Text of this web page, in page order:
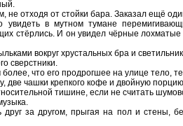
не отходя от стойки бара. Заказал ещё
в мутном тумане
стёрлись. И он увидел чёрные
вокруг хрустальных бра и
сверстники.
что его продрогшее на улице тело,
две чашки крепкого кофе и двойную
тишине, если не считать
за другом, прыгая на пол и стены,